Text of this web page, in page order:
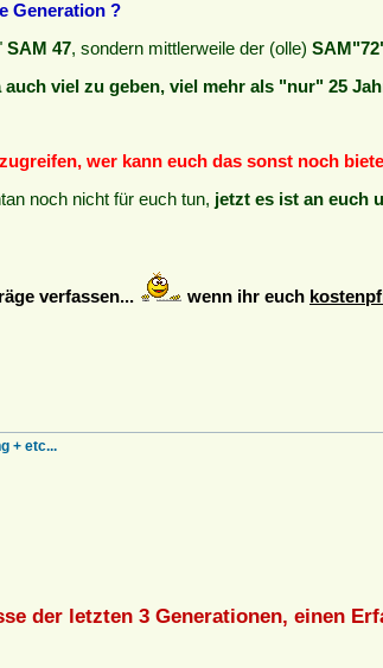
Generation ?
SAM 47, sondern mittlerweile der (olle)
viel zu geben, viel mehr als "nur" 25
wer kann euch das sonst noch
noch nicht für euch tun, jetzt es ist an euch
verfassen... wenn ihr euch
+ etc...
der letzten 3 Generationen, einen